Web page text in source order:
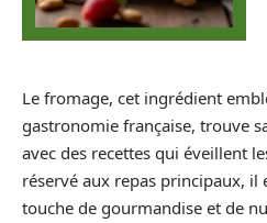
Le fromage, cet ingrédient
gastronomie française, trouve
avec des recettes qui éveillent
réservé aux repas principaux, il
touche de gourmandise et de